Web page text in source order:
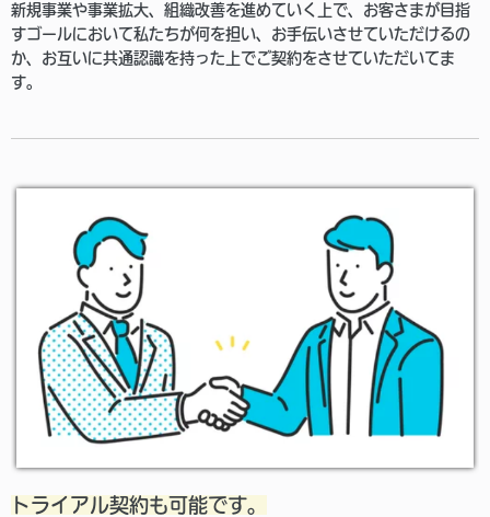
新規事業や事業拡大、組織改善を進めていく上で、お客さまが目指
すゴールにおいて私たちが何を担い、お手伝いさせていただけるの
か、お互いに共通認識を持った上でご契約をさせていただいてま
す。
トライアル契約も可能です。